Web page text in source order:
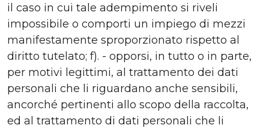
il caso in cui tale adempimento si riveli
impossibile o comporti un impiego di mezzi
manifestamente sproporzionato rispetto al
diritto tutelato; f). - opporsi, in tutto o in parte,
per motivi legittimi, al trattamento dei dati
personali che li riguardano anche sensibili,
ancorché pertinenti allo scopo della raccolta,
ed al trattamento di dati personali che li